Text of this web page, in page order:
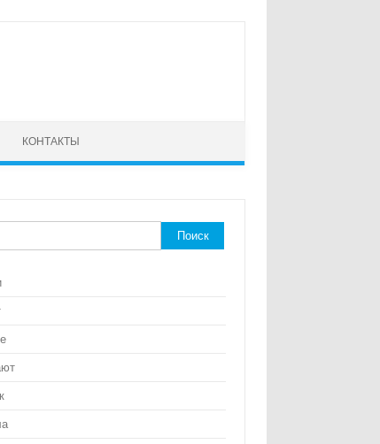
КОНТАКТЫ